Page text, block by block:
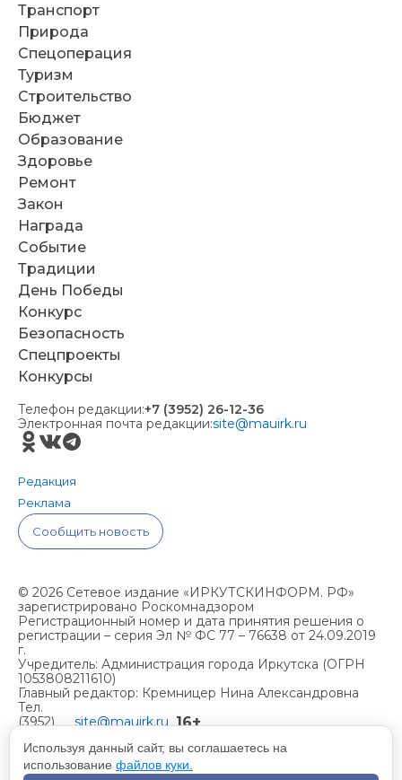
Транспорт
Природа
Спецоперация
Туризм
Строительство
Бюджет
Образование
Здоровье
Ремонт
Закон
Награда
Событие
Традиции
День Победы
Конкурс
Безопасность
Спецпроекты
Конкурсы
Телефон редакции:+7 (3952) 26-12-36
Электронная почта редакции:site@mauirk.ru
Редакция
Реклама
Сообщить новость
© 2026 Сетевое издание «ИРКУТСКИНФОРМ. РФ»
зарегистрировано Роскомнадзором
Регистрационный номер и дата принятия решения о
регистрации – серия Эл № ФС 77 – 76638 от 24.09.2019
г.
Учредитель: Администрация города Иркутска (ОГРН
1053808211610)
Главный редактор: Кремницер Нина Александровна
Тел.
(3952)
site@mauirk.ru 16+
Учетная политика организации
Используя данный сайт, вы соглашаетесь на
использование файлов куки.